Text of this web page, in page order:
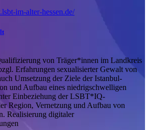
im-alter-hessen.de/
von Träger*innen im Landkreis
Erfahrungen sexualisierter Gewalt von
Umsetzung der Ziele der Istanbul-
und Aufbau eines niedrigschwelligen
Einbeziehung der LSBT*IQ-
Region, Vernetzung und Aufbau von
Realisierung digitaler